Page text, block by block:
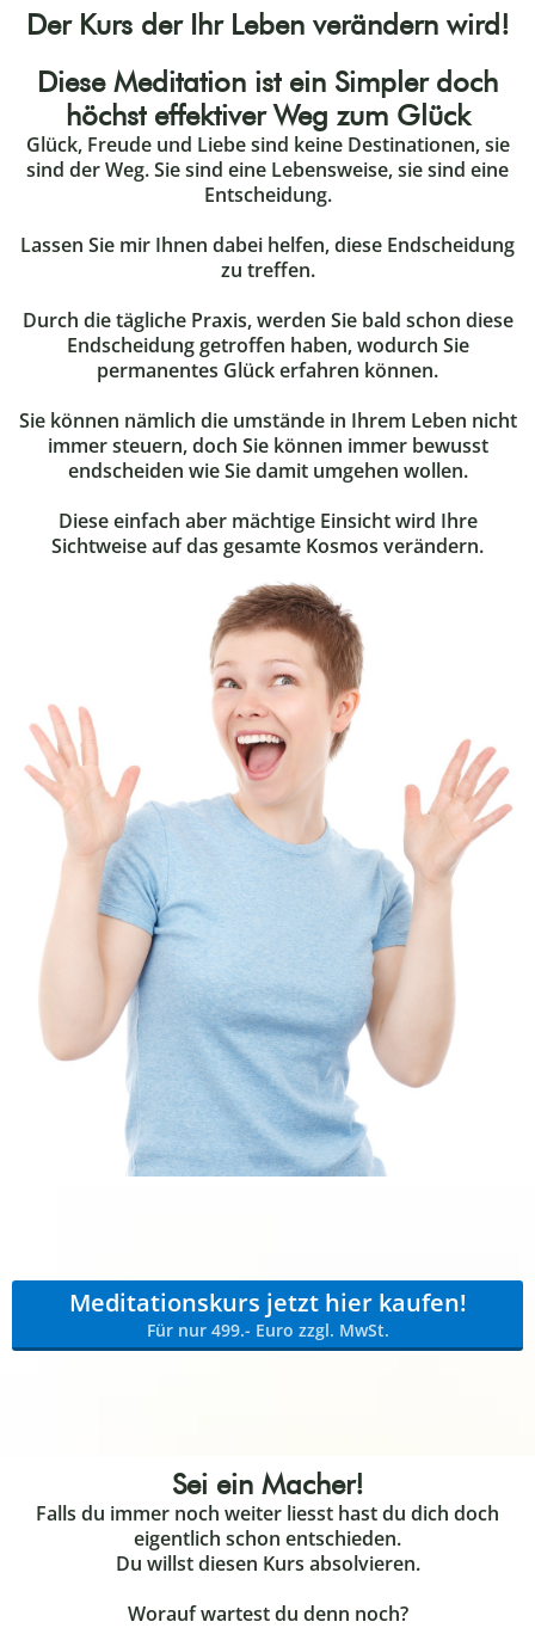
Der Kurs der Ihr Leben verändern wird!
Diese Meditation ist ein Simpler doch
höchst effektiver Weg zum Glück
Glück, Freude und Liebe sind keine Destinationen, sie
sind der Weg. Sie sind eine Lebensweise, sie sind eine
Entscheidung.
Lassen Sie mir Ihnen dabei helfen, diese Endscheidung
zu treffen.
Durch die tägliche Praxis, werden Sie bald schon diese
Endscheidung getroffen haben, wodurch Sie
permanentes Glück erfahren können.
Sie können nämlich die umstände in Ihrem Leben nicht
immer steuern, doch Sie können immer bewusst
endscheiden wie Sie damit umgehen wollen.
Diese einfach aber mächtige Einsicht wird Ihre
Sichtweise auf das gesamte Kosmos verändern.
Meditationskurs jetzt hier kaufen!
Für nur 499.- Euro zzgl. MwSt.
Sei ein Macher!
Falls du immer noch weiter liesst hast du dich doch
eigentlich schon entschieden.
Du willst diesen Kurs absolvieren.
Worauf wartest du denn noch?